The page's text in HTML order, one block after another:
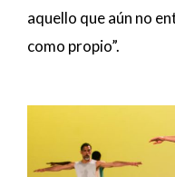
aquello que aún no
como propio”.